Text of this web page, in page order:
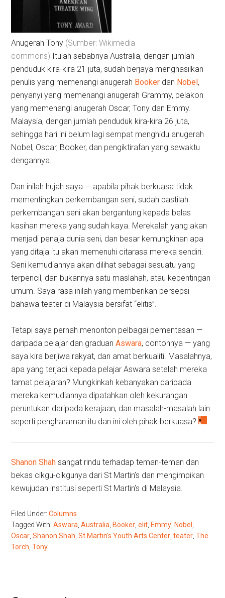
Anugerah Tony (Sumber: Wikimedia
commons) Itulah sebabnya Australia, dengan jumlah
penduduk kira-kira 21 juta, sudah berjaya menghasilkan
penulis yang memenangi anugerah Booker dan Nobel ,
penyanyi yang memenangi anugerah Grammy, pelakon
yang memenangi anugerah Oscar, Tony dan Emmy.
Malaysia, dengan jumlah penduduk kira-kira 26 juta,
sehingga hari ini belum lagi sempat menghidu anugerah
Nobel, Oscar, Booker, dan pengiktirafan yang sewaktu
dengannya.
Dan inilah hujah saya — apabila pihak berkuasa tidak
mementingkan perkembangan seni, sudah pastilah
perkembangan seni akan bergantung kepada belas
kasihan mereka yang sudah kaya. Merekalah yang akan
menjadi penaja dunia seni, dan besar kemungkinan apa
yang ditaja itu akan memenuhi citarasa mereka sendiri.
Seni kemudiannya akan dilihat sebagai sesuatu yang
terpencil, dan bukannya satu maslahah, atau kepentingan
umum. Saya rasa inilah yang memberikan persepsi
bahawa teater di Malaysia bersifat “elitis”.
Tetapi saya pernah menonton pelbagai pementasan —
daripada pelajar dan graduanAswara, contohnya — yang
saya kira berjiwa rakyat, dan amat berkualiti. Masalahnya,
apa yang terjadi kepada pelajar Aswara setelah mereka
tamat pelajaran? Mungkinkah kebanyakan daripada
mereka kemudiannya dipatahkan oleh kekurangan
peruntukan daripada kerajaan, dan masalah-masalah lain
seperti pengharaman itu dan ini oleh pihak berkuasa?
Shanon Shah sangat rindu terhadap teman-teman dan
bekas cikgu-cikgunya dari St Martin’s dan mengimpikan
kewujudan institusi seperti St Martin’s di Malaysia.
Filed Under:Columns
Tagged With:Aswara,Australia, Booker,elit, Emmy, Nobel ,
Oscar,Shanon Shah,St Martin's Youth Arts Center,teater,The
Torch,Tony